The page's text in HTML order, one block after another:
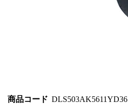
商品コード DLS503AK5611YD36